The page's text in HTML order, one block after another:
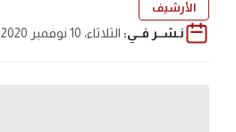
الأرشيف
نـشــر فــي: الثلاثاء، 10 نوفمبر 2020 | 4:30 ص